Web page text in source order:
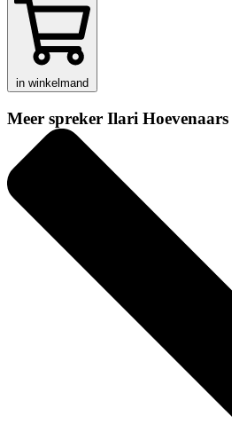
in winkelmand
Meer spreker Ilari Hoevenaars